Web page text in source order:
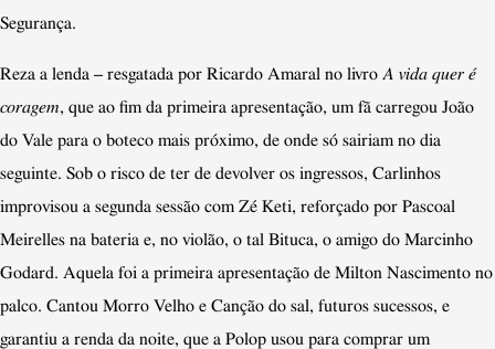
Segurança.
Reza a lenda – resgatada por Ricardo Amaral no livro A vida quer é
coragem, que ao fim da primeira apresentação, um fã carregou João
do Vale para o boteco mais próximo, de onde só sairiam no dia
seguinte. Sob o risco de ter de devolver os ingressos, Carlinhos
improvisou a segunda sessão com Zé Keti, reforçado por Pascoal
Meirelles na bateria e, no violão, o tal Bituca, o amigo do Marcinho
Godard. Aquela foi a primeira apresentação de Milton Nascimento no
palco. Cantou Morro Velho e Canção do sal, futuros sucessos, e
garantiu a renda da noite, que a Polop usou para comprar um